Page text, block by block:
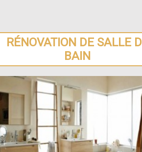
RÉNOVATION DE SALLE
BAIN